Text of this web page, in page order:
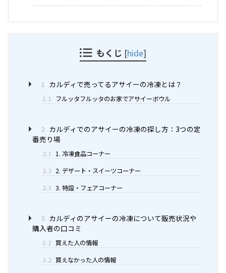
もくじ [hide]
1 カルディで売ってるアサイーの冷凍とは？
1.1 フルッタフルッタのお家でアサイーボウル
2 カルディでのアサイーの冷凍の探し方：3つの定
番売り場
2.1 1. 冷凍食品コーナー
2.2 2. デザート・スイーツコーナー
2.3 3. 特設・フェアコーナー
3 カルディのアサイーの冷凍について販売状況や
購入者の口コミ
3.1 買えた人の情報
3.2 買えなかった人の情報